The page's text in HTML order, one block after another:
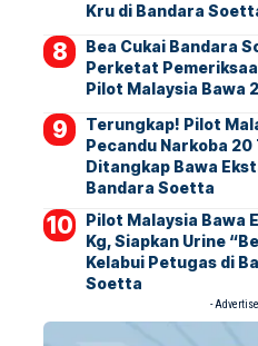
Kru di Bandara
Bea Cukai Bandara
Perketat
Pilot Malaysia Bawa
Terungkap! Pilot
Pecandu Narkoba 20
Ditangkap Bawa
Bandara Soetta
Pilot Malaysia Bawa
Kg, Siapkan Urine
Kelabui Petugas di
Soetta
-